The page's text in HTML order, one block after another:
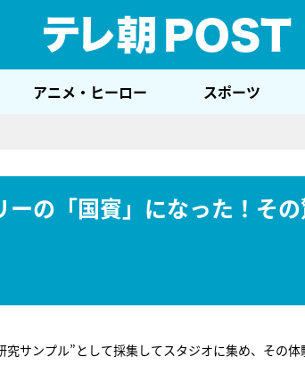
アニメ・ヒーロー スポーツ
の「国賓」になった！そ
サンプル”として採集してスタジオに集め、その